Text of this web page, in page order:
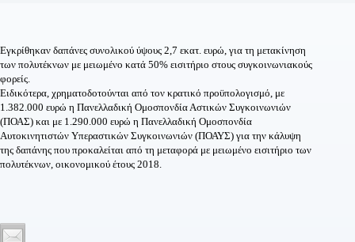
Εγκρίθηκαν δαπάνες συνολικού ύψους 2,7 εκατ. ευρώ, για τη μετακίνηση
των πολυτέκνων με μειωμένο κατά 50% εισιτήριο στους συγκοινωνιακούς
φορείς.
Ειδικότερα, χρηματοδοτούνται από τον κρατικό προϋπολογισμό, με
1.382.000 ευρώ η Πανελλαδική Ομοσπονδία Αστικών Συγκοινωνιών
(ΠΟΑΣ) και με 1.290.000 ευρώ η Πανελλαδική Ομοσπονδία
Αυτοκινητιστών Υπεραστικών Συγκοινωνιών (ΠΟΑΥΣ) για την κάλυψη
της δαπάνης που προκαλείται από τη μεταφορά με μειωμένο εισιτήριο των
πολυτέκνων, οικονομικού έτους 2018.